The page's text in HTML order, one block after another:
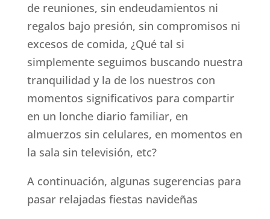
de reuniones, sin endeudamientos ni
regalos bajo presión, sin compromisos ni
excesos de comida, ¿Qué tal si
simplemente seguimos buscando nuestra
tranquilidad y la de los nuestros con
momentos significativos para compartir
en un lonche diario familiar, en
almuerzos sin celulares, en momentos en
la sala sin televisión, etc?
A continuación, algunas sugerencias para
pasar relajadas fiestas navideñas